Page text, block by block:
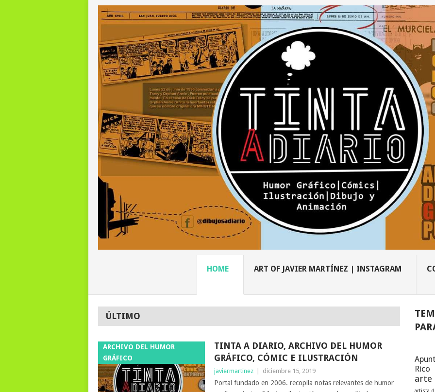
HOME ART OF JAVIER MARTÍNEZ | INSTAGRAM
ÚLTIMO
ARCHIVO DEL HUMOR
GRÁFICO
TINTA A DIARIO, ARCHIVO DEL HUMOR
GRÁFICO, CÓMIC E ILUSTRACIÓN
javiermartinez | diciembre 15, 2019
Portal fundado en 2006. recopila notas relevantes de humor
Rico
arte
artista